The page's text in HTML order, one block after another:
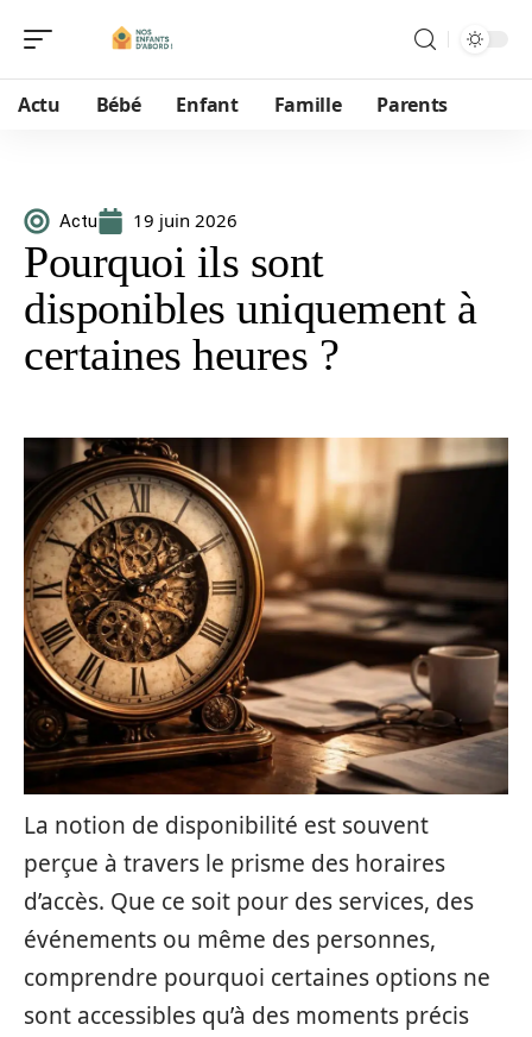
Actu Bébé Enfant Famille Parents
Actu 19 juin 2026
Pourquoi ils sont
disponibles uniquement à
certaines heures ?
La notion de disponibilité est souvent
perçue à travers le prisme des horaires
d’accès. Que ce soit pour des services, des
événements ou même des personnes,
comprendre pourquoi certaines options ne
sont accessibles qu’à des moments précis